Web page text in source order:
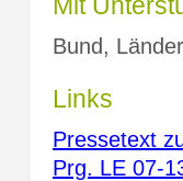
Mit
Bund,
Links
Pressetext
Prg. LE 07-